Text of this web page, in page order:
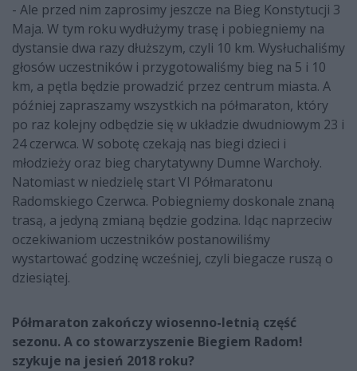
- Ale przed nim zaprosimy jeszcze na Bieg Konstytucji 3
Maja. W tym roku wydłużymy trasę i pobiegniemy na
dystansie dwa razy dłuższym, czyli 10 km. Wysłuchaliśmy
głosów uczestników i przygotowaliśmy bieg na 5 i 10
km, a pętla będzie prowadzić przez centrum miasta. A
później zapraszamy wszystkich na półmaraton, który
po raz kolejny odbędzie się w układzie dwudniowym 23 i
24 czerwca. W sobotę czekają nas biegi dzieci i
młodzieży oraz bieg charytatywny Dumne Warchoły.
Natomiast w niedzielę start VI Półmaratonu
Radomskiego Czerwca. Pobiegniemy doskonale znaną
trasą, a jedyną zmianą będzie godzina. Idąc naprzeciw
oczekiwaniom uczestników postanowiliśmy
wystartować godzinę wcześniej, czyli biegacze ruszą o
dziesiątej.
Półmaraton zakończy wiosenno-letnią część
sezonu. A co stowarzyszenie Biegiem Radom!
szykuje na jesień 2018 roku?